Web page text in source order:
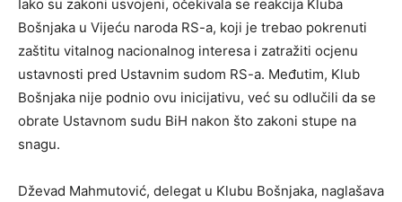
Iako su zakoni usvojeni, očekivala se reakcija Kluba
Bošnjaka u Vijeću naroda RS-a, koji je trebao pokrenuti
zaštitu vitalnog nacionalnog interesa i zatražiti ocjenu
ustavnosti pred Ustavnim sudom RS-a. Međutim, Klub
Bošnjaka nije podnio ovu inicijativu, već su odlučili da se
obrate Ustavnom sudu BiH nakon što zakoni stupe na
snagu.
Dževad Mahmutović, delegat u Klubu Bošnjaka, naglašava